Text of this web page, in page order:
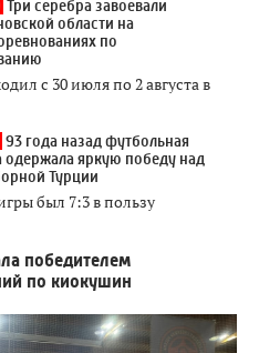
Три серебра завоевали
области на
по
с 30 июля по 2 августа в
93 года назад футбольная
одержала яркую победу над
Турции
был 7:3 в пользу
победителем
по киокушин